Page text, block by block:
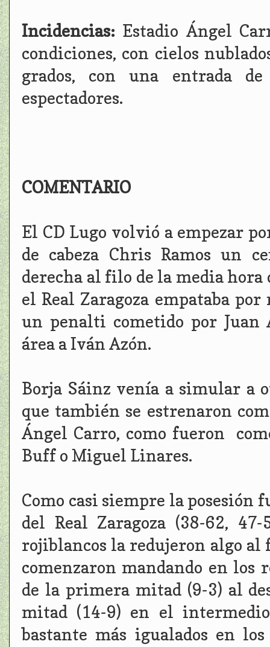
Incidencias: Estadio Ángel
condiciones, con cielos
grados, con una entrada
espectadores.
COMENTARIO
El CD Lugo volvió a empezar
de cabeza Chris Ramos un
derecha al filo de la media
el Real Zaragoza empataba
un penalti cometido por
área a Iván Azón.
Borja Sáinz venía a simular a
que también se estrenaron
Ángel Carro, como fueron
Buff o Miguel Linares.
Como casi siempre la posesión
del Real Zaragoza (38-62,
rojiblancos la redujeron algo
comenzaron mandando en los
de la primera mitad (9-3) al
mitad (14-9) en el
bastante más igualados en